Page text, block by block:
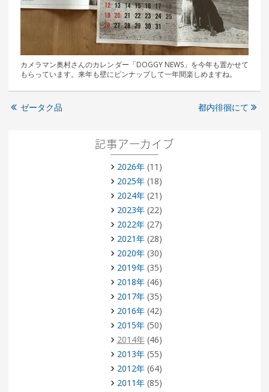
カメラマン奥村さんのカレンダー「DOGGY NEWS」を今年も置かせて
もらっています。来年も壁にピンナップして一年間楽しめますね。
ゼータク品 都内徘徊にて
記事アーカイブ
2026年(11)
2025年(18)
2024年(21)
2023年(22)
2022年(27)
2021年(28)
2020年(30)
2019年(35)
2018年(46)
2017年(35)
2016年(42)
2015年(50)
2014年(46)
2013年(55)
2012年(64)
2011年(85)